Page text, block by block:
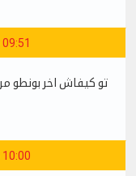
تو كيفاش اخر بونطو